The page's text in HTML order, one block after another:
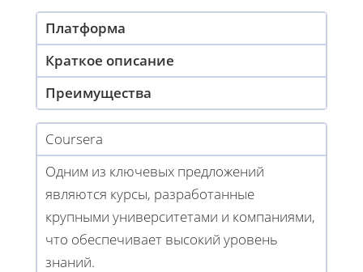
Платформа
Краткое описание
Преимущества
Coursera
Одним из ключевых предложений
являются курсы, разработанные
крупными университетами и компаниями,
что обеспечивает высокий уровень
знаний.